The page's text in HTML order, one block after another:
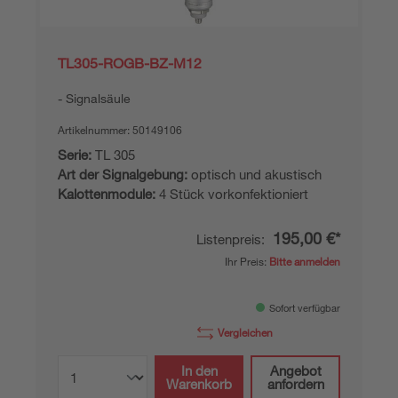
TL305-ROGB-BZ-M12
Signalsäule
Artikelnummer: 50149106
Serie: TL 305
Art der Signalgebung: optisch und akustisch
Kalottenmodule: 4 Stück vorkonfektioniert
Listenpreis: 195,00 €*
Ihr Preis: Bitte anmelden
Sofort verfügbar
Vergleichen
In den
Warenkorb
Angebot
anfordern